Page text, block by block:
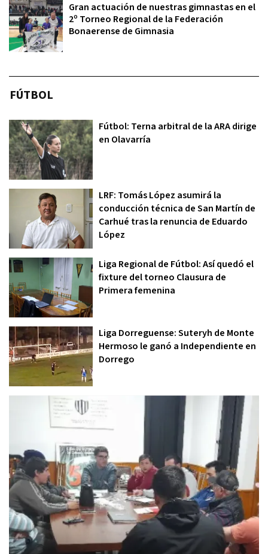
Gran actuación de nuestras gimnastas en el
2º Torneo Regional de la Federación
Bonaerense de Gimnasia
FÚTBOL
Fútbol: Terna arbitral de la ARA dirige
en Olavarría
LRF: Tomás López asumirá la
conducción técnica de San Martín de
Carhué tras la renuncia de Eduardo
López
Liga Regional de Fútbol: Así quedó el
fixture del torneo Clausura de
Primera femenina
Liga Dorreguense: Suteryh de Monte
Hermoso le ganó a Independiente en
Dorrego